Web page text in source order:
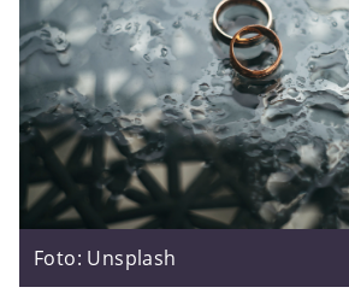
Foto: Unsplash